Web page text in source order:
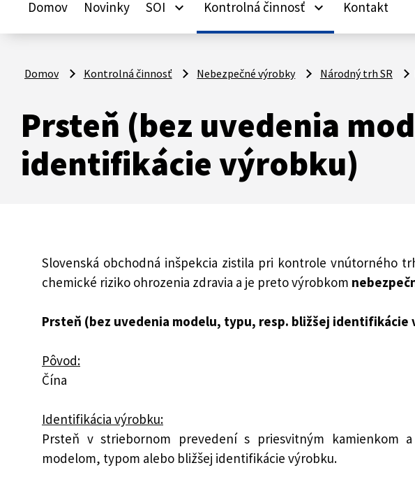
Domov Novinky SOI keyboard_arrow_down Kontrolná činnosť keyboard_arrow_down Kontakt
Domov Kontrolná činnosť Nebezpečné výrobky Národný trh SR
Prsteň (bez uvedenia
identifikácie výrobku)
Slovenská obchodná inšpekcia zistila pri kontrole vnútorného
chemické riziko ohrozenia zdravia a je preto výrobkom
Prsteň (bez uvedenia modelu, typu, resp. bližšej identifikácie
Pôvod:
Čína
Identifikácia výrobku:
Prsteň v striebornom prevedení s priesvitným kamienkom
modelom, typom alebo bližšej identifikácie výrobku.